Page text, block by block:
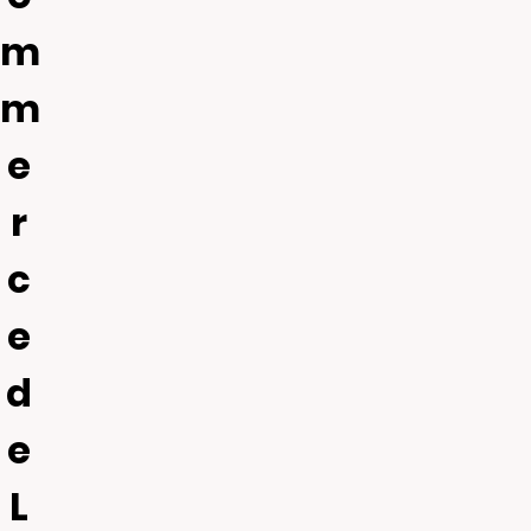
m
m
e
r
c
e
d
e
L